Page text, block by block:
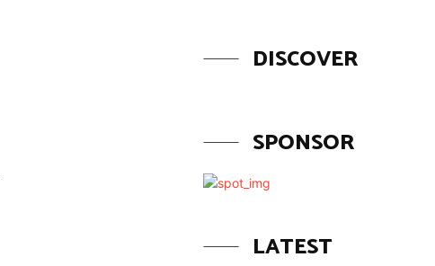
DISCOVER
SPONSOR
LATEST